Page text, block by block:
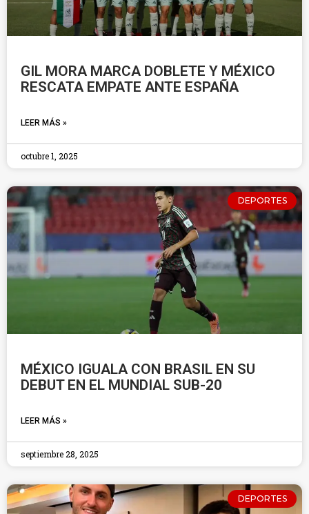
GIL MORA MARCA DOBLETE Y MÉXICO
RESCATA EMPATE ANTE ESPAÑA
LEER MÁS »
octubre 1, 2025
DEPORTES
MÉXICO IGUALA CON BRASIL EN SU
DEBUT EN EL MUNDIAL SUB-20
LEER MÁS »
septiembre 28, 2025
DEPORTES